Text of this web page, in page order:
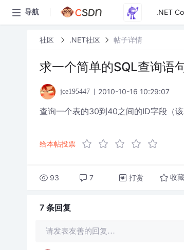
导航
社区 .NET社区 帖子详情
求一个简单的SQL查询语
jce195447 2010-10-16 10:29:07
查询一个表的30到40之间的ID字段（该
给本帖投票
93 7 打赏 收藏
7 条回复
请发表友善的回复…